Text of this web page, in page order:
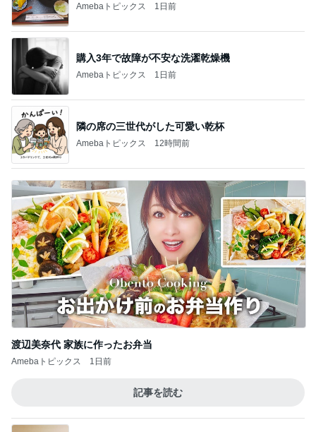
Amebaトピックス 1日前
購入3年で故障が不安な洗濯乾燥機
Amebaトピックス 1日前
隣の席の三世代がした可愛い乾杯
Amebaトピックス 12時間前
渡辺美奈代 家族に作ったお弁当
Amebaトピックス 1日前
記事を読む